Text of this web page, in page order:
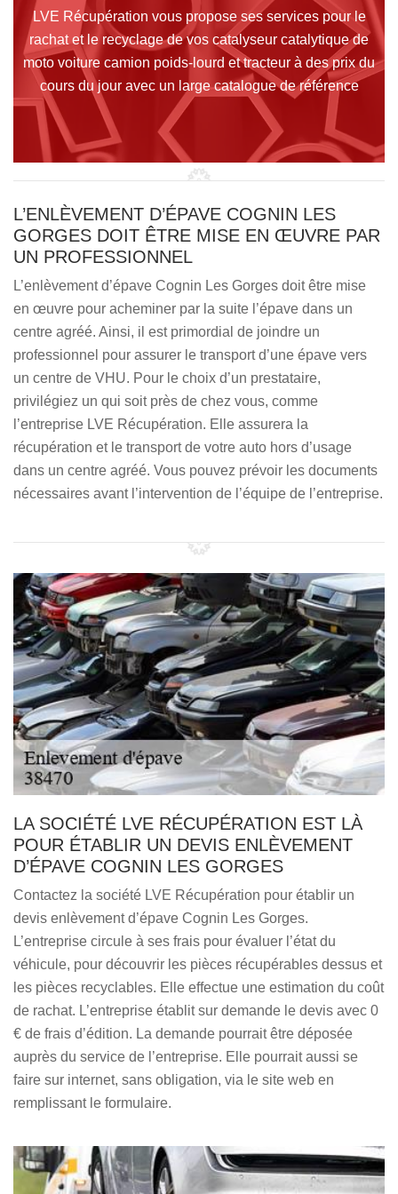
LVE Récupération vous propose ses services pour le
rachat et le recyclage de vos catalyseur catalytique de
moto voiture camion poids-lourd et tracteur à des prix du
cours du jour avec un large catalogue de référence
L’ENLÈVEMENT D’ÉPAVE COGNIN LES
GORGES DOIT ÊTRE MISE EN ŒUVRE PAR
UN PROFESSIONNEL
L’enlèvement d’épave Cognin Les Gorges doit être mise
en œuvre pour acheminer par la suite l’épave dans un
centre agréé. Ainsi, il est primordial de joindre un
professionnel pour assurer le transport d’une épave vers
un centre de VHU. Pour le choix d’un prestataire,
privilégiez un qui soit près de chez vous, comme
l’entreprise LVE Récupération. Elle assurera la
récupération et le transport de votre auto hors d’usage
dans un centre agréé. Vous pouvez prévoir les documents
nécessaires avant l’intervention de l’équipe de l’entreprise.
LA SOCIÉTÉ LVE RÉCUPÉRATION EST LÀ
POUR ÉTABLIR UN DEVIS ENLÈVEMENT
D’ÉPAVE COGNIN LES GORGES
Contactez la société LVE Récupération pour établir un
devis enlèvement d’épave Cognin Les Gorges.
L’entreprise circule à ses frais pour évaluer l’état du
véhicule, pour découvrir les pièces récupérables dessus et
les pièces recyclables. Elle effectue une estimation du coût
de rachat. L’entreprise établit sur demande le devis avec 0
€ de frais d’édition. La demande pourrait être déposée
auprès du service de l’entreprise. Elle pourrait aussi se
faire sur internet, sans obligation, via le site web en
remplissant le formulaire.